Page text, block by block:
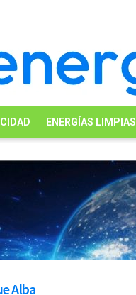
ENERGÍAS LIMPIAS
Alba